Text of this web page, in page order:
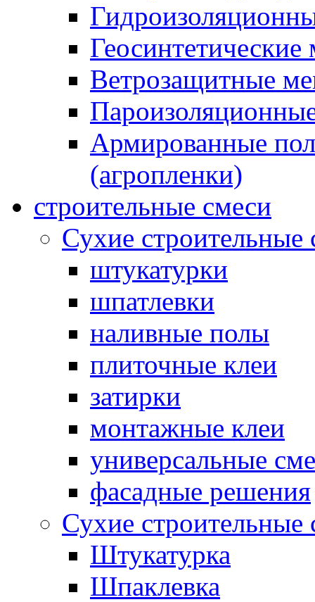
Геосинтетические
Ветрозащитные
Армированные
(агропленки)
строительные смеси
Сухие строительные
штукатурки
шпатлевки
наливные полы
плиточные клеи
затирки
монтажные клеи
универсальные
фасадные решения
Сухие
Штукатурка
Шпаклевка